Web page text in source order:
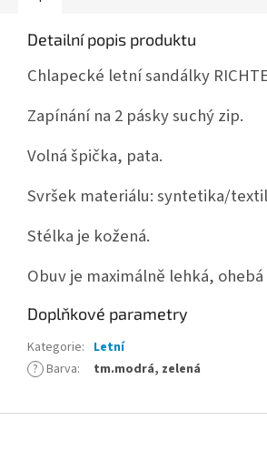
Detailní popis produktu
Chlapecké letní sandálky
Zapínání na 2 pásky suchý zip.
Volná špička, pata.
Svršek materiálu: syntetika/
Stélka je kožená.
Obuv je maximálně lehká,
Doplňkové parametry
Kategorie: Letní
? Barva: tm.modrá, zelená